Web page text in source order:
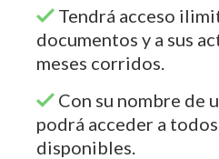
Tendrá acceso
documentos y a sus
meses corridos.
Con su nombre de
podrá acceder a
disponibles.